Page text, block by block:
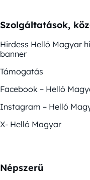
Szolgáltatások,
Hirdess Helló Magyar
banner
Támogatás
Facebook – Helló
Instagram – Helló
X- Helló Magyar
Népszerű